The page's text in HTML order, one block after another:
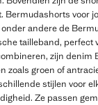
Bermudashorts voor
andere de
tailleband, perfect
zijn denim
zoals groen of
stijlen voor
Ze passen